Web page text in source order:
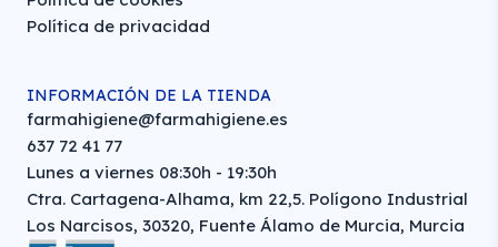
Política de privacidad
INFORMACIÓN DE LA TIENDA
farmahigiene@farmahigiene.es
637 72 41 77
Lunes a viernes 08:30h - 19:30h
Ctra. Cartagena-Alhama, km 22,5. Polígono Industrial
Los Narcisos, 30320, Fuente Álamo de Murcia, Murcia